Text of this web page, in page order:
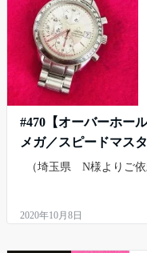
#470【オーバーホー
メガ／スピードマス
（埼玉県 N様よりご
2020年10月8日